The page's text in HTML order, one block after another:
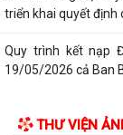
triển khai quyết định
Quy trình kết nạp
19/05/2026 cả Ban
nguyên số.
THƯ VIỆN